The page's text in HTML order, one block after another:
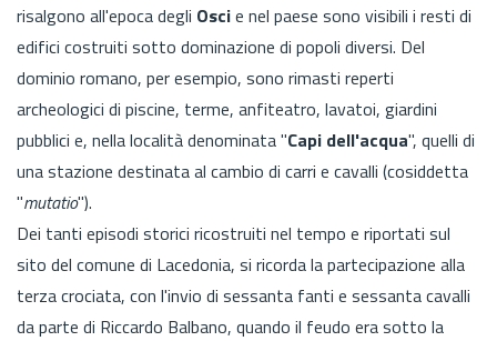
risalgono all'epoca degli Oscie nel paese sono visibili i resti di
edifici costruiti sotto dominazione di popoli diversi. Del
dominio romano, per esempio, sono rimasti reperti
archeologici di piscine, terme, anfiteatro, lavatoi, giardini
pubblici e, nella località denominata "Capi dell'acqua", quelli di
una stazione destinata al cambio di carri e cavalli (cosiddetta
"mutatio").
Dei tanti episodi storici ricostruiti nel tempo e riportati sul
sito del comune di Lacedonia, si ricorda la partecipazione alla
terza crociata, con l'invio di sessanta fanti e sessanta cavalli
da parte di Riccardo Balbano, quando il feudo era sotto la